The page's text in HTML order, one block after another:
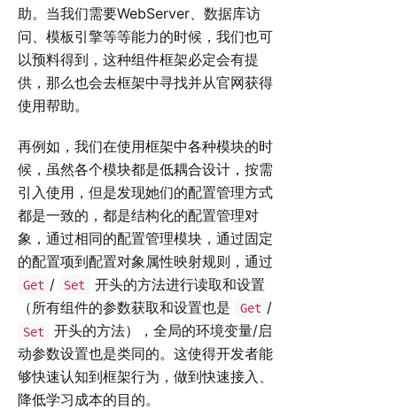
助。当我们需要WebServer、数据库访
问、模板引擎等等能力的时候，我们也可
以预料得到，这种组件框架必定会有提
供，那么也会去框架中寻找并从官网获得
使用帮助。
再例如，我们在使用框架中各种模块的时
候，虽然各个模块都是低耦合设计，按需
引入使用，但是发现她们的配置管理方式
都是一致的，都是结构化的配置管理对
象，通过相同的配置管理模块，通过固定
的配置项到配置对象属性映射规则，通过
Get / Set
开头的方法进行读取和设置
（所有组件的参数获取和设置也是
Get /
Set
开头的方法），全局的环境变量/启
动参数设置也是类同的。这使得开发者能
够快速认知到框架行为，做到快速接入、
降低学习成本的目的。